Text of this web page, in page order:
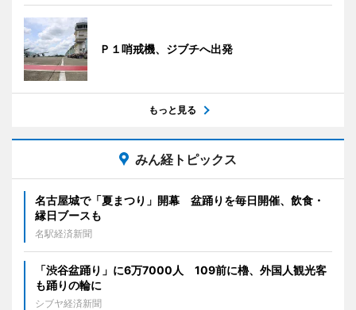
Ｐ１哨戒機、ジブチへ出発
もっと見る
みん経トピックス
名古屋城で「夏まつり」開幕 盆踊りを毎日開催、飲食・
縁日ブースも
名駅経済新聞
「渋谷盆踊り」に6万7000人 109前に櫓、外国人観光客
も踊りの輪に
シブヤ経済新聞